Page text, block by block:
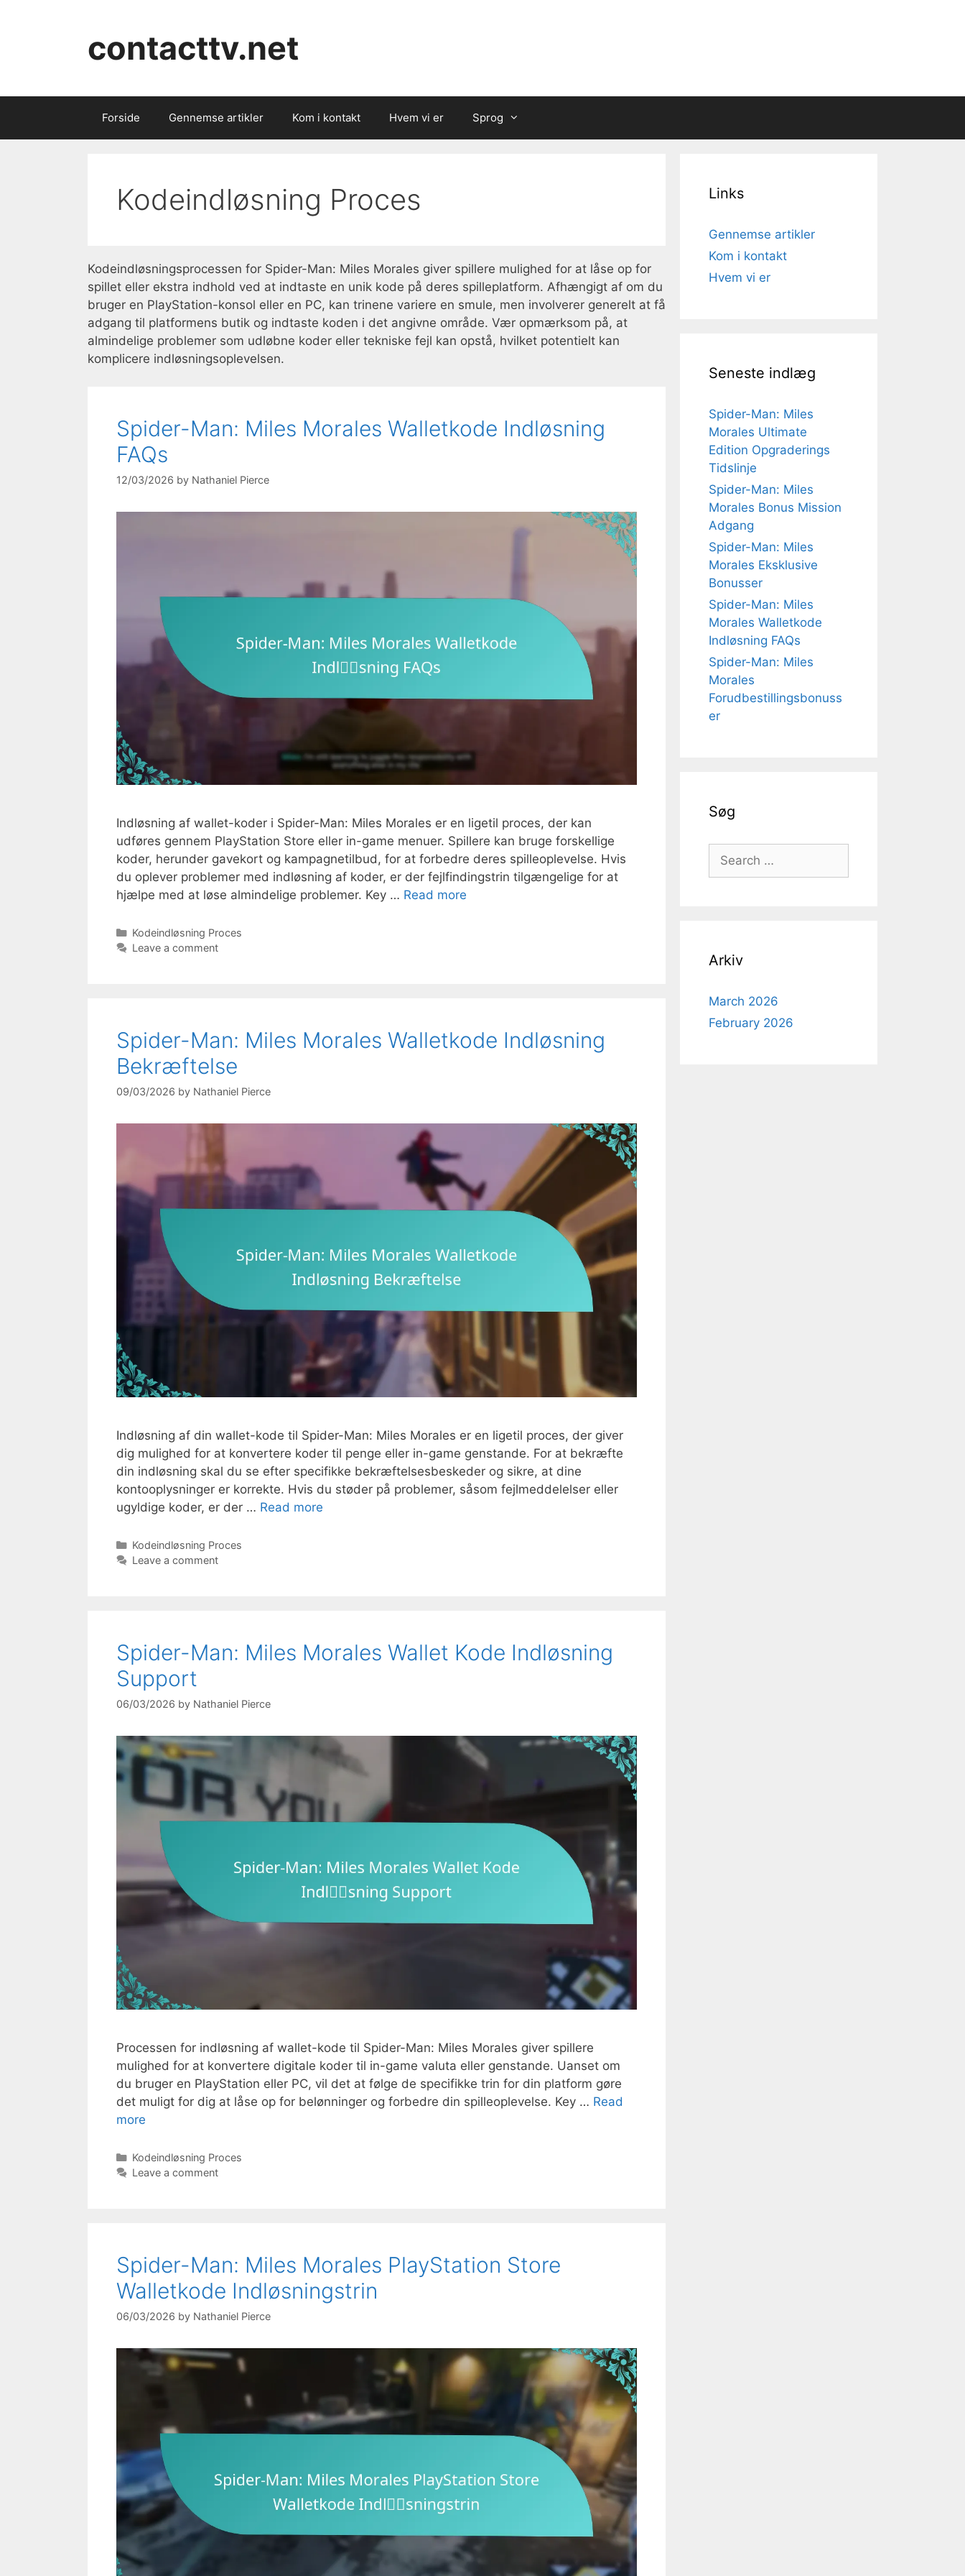
contacttv.net
Forside Gennemse artikler Kom i kontakt Hvem vi er Sprog
Kodeindløsning Proces
Kodeindløsningsprocessen for Spider-Man: Miles Morales giver spillere mulighed for at låse op for
spillet eller ekstra indhold ved at indtaste en unik kode på deres spilleplatform. Afhængigt af om du
bruger en PlayStation-konsol eller en PC, kan trinene variere en smule, men involverer generelt at få
adgang til platformens butik og indtaste koden i det angivne område. Vær opmærksom på, at
almindelige problemer som udløbne koder eller tekniske fejl kan opstå, hvilket potentielt kan
komplicere indløsningsoplevelsen.
Spider-Man: Miles Morales Walletkode Indløsning
FAQs
12/03/2026 by Nathaniel Pierce
Indløsning af wallet-koder i Spider-Man: Miles Morales er en ligetil proces, der kan
udføres gennem PlayStation Store eller in-game menuer. Spillere kan bruge forskellige
koder, herunder gavekort og kampagnetilbud, for at forbedre deres spilleoplevelse. Hvis
du oplever problemer med indløsning af koder, er der fejlfindingstrin tilgængelige for at
hjælpe med at løse almindelige problemer. Key … Read more
Categories
Kodeindløsning Proces
Leave a comment
Spider-Man: Miles Morales Walletkode Indløsning
Bekræftelse
09/03/2026 by Nathaniel Pierce
Indløsning af din wallet-kode til Spider-Man: Miles Morales er en ligetil proces, der giver
dig mulighed for at konvertere koder til penge eller in-game genstande. For at bekræfte
din indløsning skal du se efter specifikke bekræftelsesbeskeder og sikre, at dine
kontooplysninger er korrekte. Hvis du støder på problemer, såsom fejlmeddelelser eller
ugyldige koder, er der … Read more
Categories
Kodeindløsning Proces
Leave a comment
Spider-Man: Miles Morales Wallet Kode Indløsning
Support
06/03/2026 by Nathaniel Pierce
Processen for indløsning af wallet-kode til Spider-Man: Miles Morales giver spillere
mulighed for at konvertere digitale koder til in-game valuta eller genstande. Uanset om
du bruger en PlayStation eller PC, vil det at følge de specifikke trin for din platform gøre
det muligt for dig at låse op for belønninger og forbedre din spilleoplevelse. Key … Read
more
Categories
Kodeindløsning Proces
Leave a comment
Spider-Man: Miles Morales PlayStation Store
Walletkode Indløsningstrin
06/03/2026 by Nathaniel Pierce
Links
Gennemse artikler
Kom i kontakt
Hvem vi er
Seneste indlæg
Spider-Man: Miles
Morales Ultimate
Edition Opgraderings
Tidslinje
Spider-Man: Miles
Morales Bonus Mission
Adgang
Spider-Man: Miles
Morales Eksklusive
Bonusser
Spider-Man: Miles
Morales Walletkode
Indløsning FAQs
Spider-Man: Miles
Morales
Forudbestillingsbonuss
er
Søg
Search
for:
Arkiv
March 2026
February 2026